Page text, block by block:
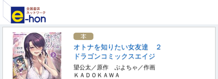
オトナを知りたい女友達 ２
ドラゴンコミックスエイジ
望公太／原作 ぷよちゃ／作画
ＫＡＤＯＫＡＷＡ